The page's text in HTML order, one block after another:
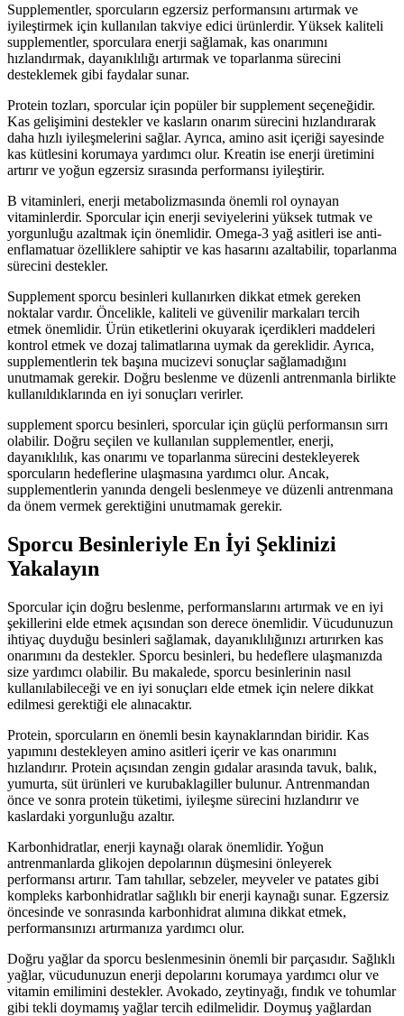
Supplementler, sporcuların egzersiz performansını artırmak ve
iyileştirmek için kullanılan takviye edici ürünlerdir. Yüksek kaliteli
supplementler, sporculara enerji sağlamak, kas onarımını
hızlandırmak, dayanıklılığı artırmak ve toparlanma sürecini
desteklemek gibi faydalar sunar.
Protein tozları, sporcular için popüler bir supplement seçeneğidir.
Kas gelişimini destekler ve kasların onarım sürecini hızlandırarak
daha hızlı iyileşmelerini sağlar. Ayrıca, amino asit içeriği sayesinde
kas kütlesini korumaya yardımcı olur. Kreatin ise enerji üretimini
artırır ve yoğun egzersiz sırasında performansı iyileştirir.
B vitaminleri, enerji metabolizmasında önemli rol oynayan
vitaminlerdir. Sporcular için enerji seviyelerini yüksek tutmak ve
yorgunluğu azaltmak için önemlidir. Omega-3 yağ asitleri ise anti-
enflamatuar özelliklere sahiptir ve kas hasarını azaltabilir, toparlanma
sürecini destekler.
Supplement sporcu besinleri kullanırken dikkat etmek gereken
noktalar vardır. Öncelikle, kaliteli ve güvenilir markaları tercih
etmek önemlidir. Ürün etiketlerini okuyarak içerdikleri maddeleri
kontrol etmek ve dozaj talimatlarına uymak da gereklidir. Ayrıca,
supplementlerin tek başına mucizevi sonuçlar sağlamadığını
unutmamak gerekir. Doğru beslenme ve düzenli antrenmanla birlikte
kullanıldıklarında en iyi sonuçları verirler.
supplement sporcu besinleri, sporcular için güçlü performansın sırrı
olabilir. Doğru seçilen ve kullanılan supplementler, enerji,
dayanıklılık, kas onarımı ve toparlanma sürecini destekleyerek
sporcuların hedeflerine ulaşmasına yardımcı olur. Ancak,
supplementlerin yanında dengeli beslenmeye ve düzenli antrenmana
da önem vermek gerektiğini unutmamak gerekir.
Sporcu Besinleriyle En İyi Şeklinizi
Yakalayın
Sporcular için doğru beslenme, performanslarını artırmak ve en iyi
şekillerini elde etmek açısından son derece önemlidir. Vücudunuzun
ihtiyaç duyduğu besinleri sağlamak, dayanıklılığınızı artırırken kas
onarımını da destekler. Sporcu besinleri, bu hedeflere ulaşmanızda
size yardımcı olabilir. Bu makalede, sporcu besinlerinin nasıl
kullanılabileceği ve en iyi sonuçları elde etmek için nelere dikkat
edilmesi gerektiği ele alınacaktır.
Protein, sporcuların en önemli besin kaynaklarından biridir. Kas
yapımını destekleyen amino asitleri içerir ve kas onarımını
hızlandırır. Protein açısından zengin gıdalar arasında tavuk, balık,
yumurta, süt ürünleri ve kurubaklagiller bulunur. Antrenmandan
önce ve sonra protein tüketimi, iyileşme sürecini hızlandırır ve
kaslardaki yorgunluğu azaltır.
Karbonhidratlar, enerji kaynağı olarak önemlidir. Yoğun
antrenmanlarda glikojen depolarının düşmesini önleyerek
performansı artırır. Tam tahıllar, sebzeler, meyveler ve patates gibi
kompleks karbonhidratlar sağlıklı bir enerji kaynağı sunar. Egzersiz
öncesinde ve sonrasında karbonhidrat alımına dikkat etmek,
performansınızı artırmanıza yardımcı olur.
Doğru yağlar da sporcu beslenmesinin önemli bir parçasıdır. Sağlıklı
yağlar, vücudunuzun enerji depolarını korumaya yardımcı olur ve
vitamin emilimini destekler. Avokado, zeytinyağı, fındık ve tohumlar
gibi tekli doymamış yağlar tercih edilmelidir. Doymuş yağlardan